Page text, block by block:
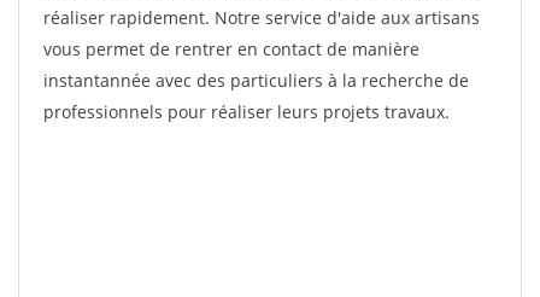
réaliser rapidement. Notre service d'aide aux artisans
vous permet de rentrer en contact de manière
instantannée avec des particuliers à la recherche de
professionnels pour réaliser leurs projets travaux.